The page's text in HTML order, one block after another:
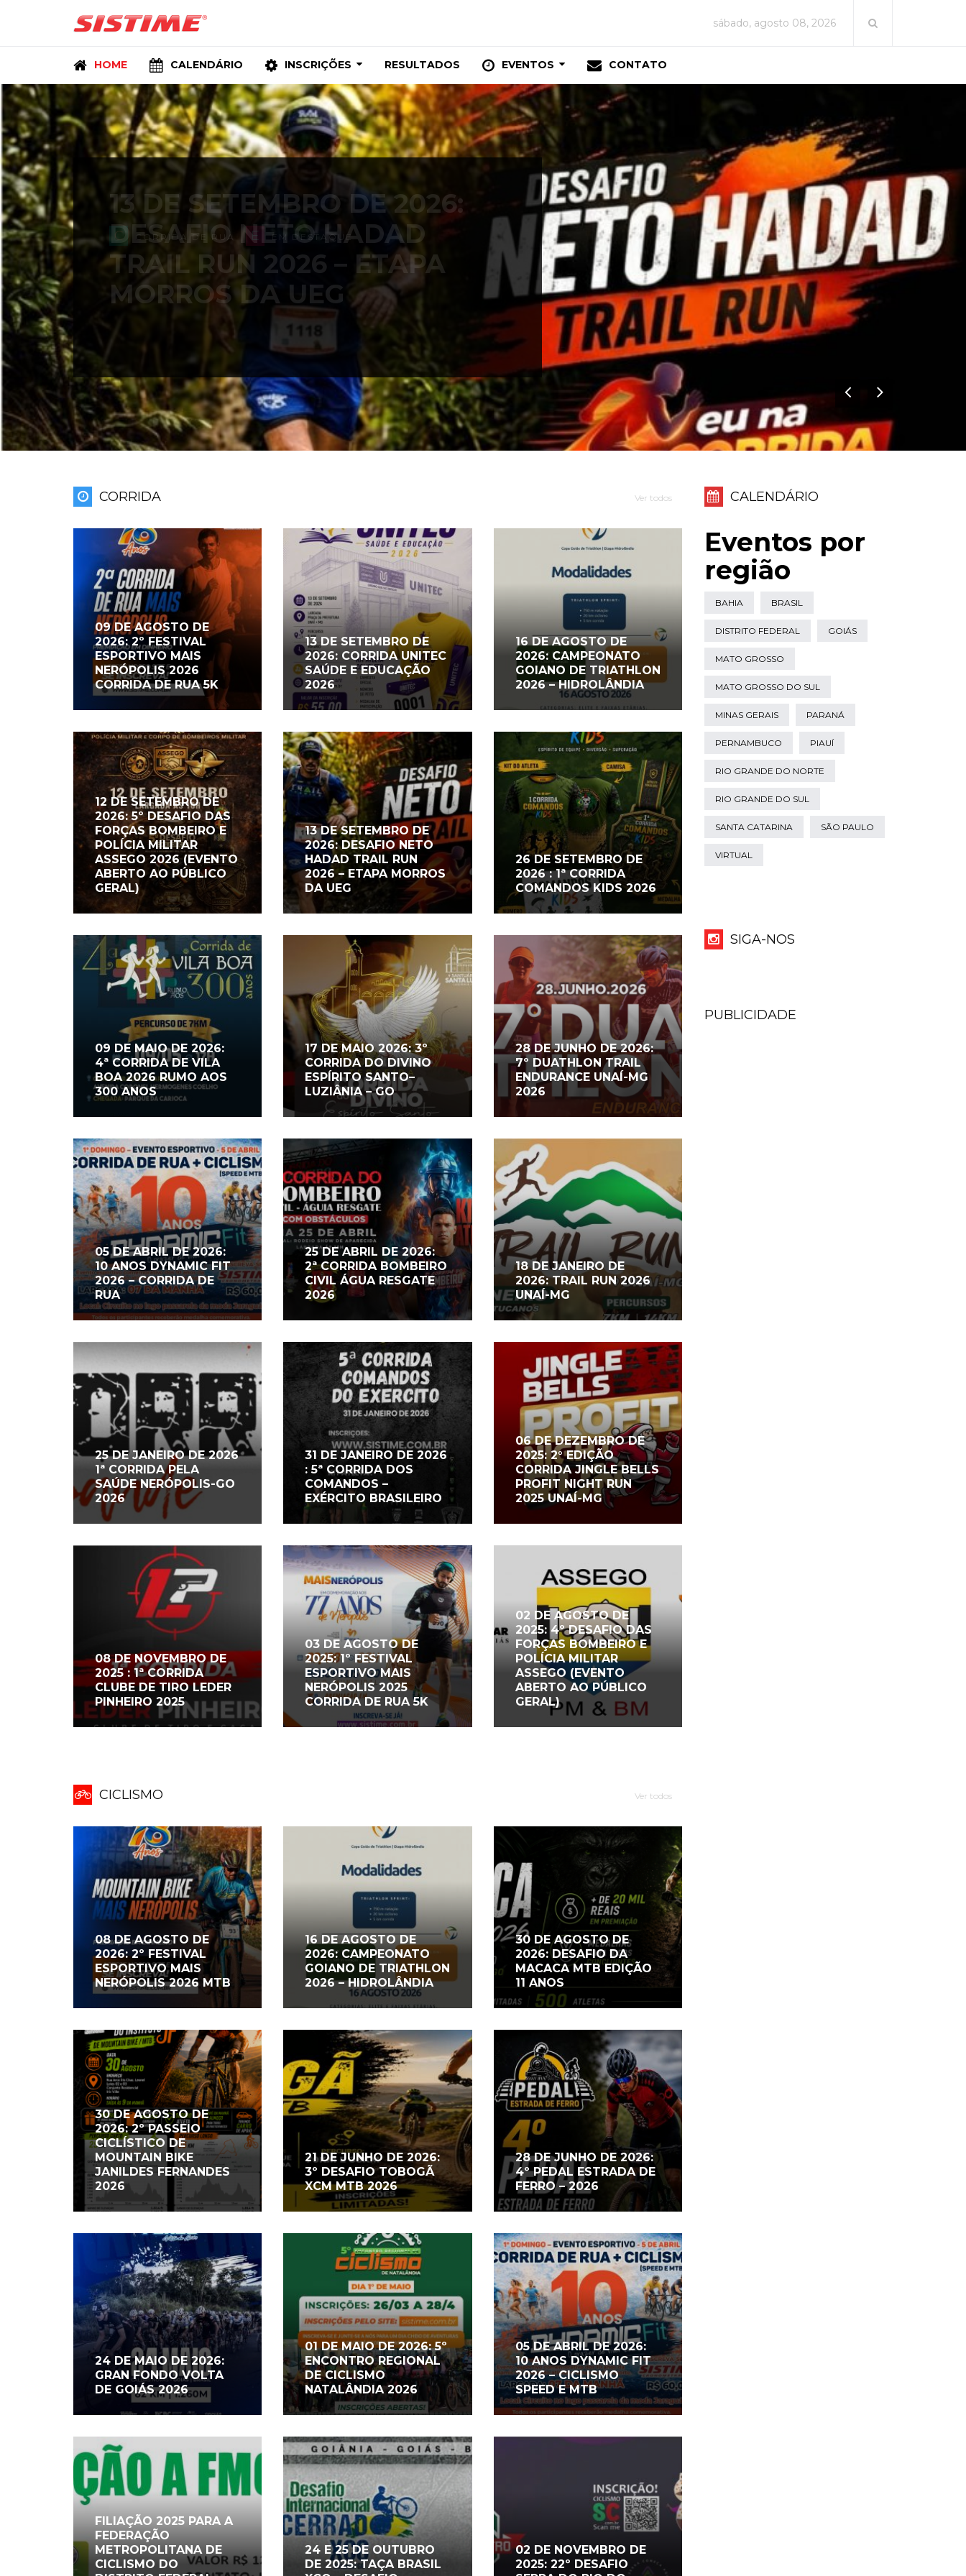
sábado, agosto 08, 2026
HOME CALENDÁRIO INSCRIÇÕES RESULTADOS EVENTOS CONTATO
C CORRIDA DE RUA E EM DESTAQUE
13 DE SETEMBRO DE 2026:
DESAFIO NETO HADAD
TRAIL RUN 2026 – ETAPA
MORROS DA UEG
CORRIDA Ver todos
09 DE AGOSTO DE
2026: 2º FESTIVAL
ESPORTIVO MAIS
NERÓPOLIS 2026
CORRIDA DE RUA 5K
13 DE SETEMBRO DE
2026: CORRIDA UNITEC
SAÚDE E EDUCAÇÃO
2026
16 DE AGOSTO DE
2026: CAMPEONATO
GOIANO DE TRIATHLON
2026 – HIDROLÂNDIA
12 DE SETEMBRO DE
2026: 5º DESAFIO DAS
FORÇAS BOMBEIRO E
POLÍCIA MILITAR
ASSEGO 2026 (EVENTO
ABERTO AO PÚBLICO
GERAL)
13 DE SETEMBRO DE
2026: DESAFIO NETO
HADAD TRAIL RUN
2026 – ETAPA MORROS
DA UEG
26 DE SETEMBRO DE
2026 : 1ª CORRIDA
COMANDOS KIDS 2026
09 DE MAIO DE 2026:
4ª CORRIDA DE VILA
BOA 2026 RUMO AOS
300 ANOS
17 DE MAIO 2026: 3º
CORRIDA DO DIVINO
ESPÍRITO SANTO–
LUZIÂNIA – GO
28 DE JUNHO DE 2026:
7º DUATHLON TRAIL
ENDURANCE UNAÍ-MG
2026
05 DE ABRIL DE 2026:
10 ANOS DYNAMIC FIT
2026 – CORRIDA DE
RUA
25 DE ABRIL DE 2026:
2ª CORRIDA BOMBEIRO
CIVIL ÁGUA RESGATE
2026
18 DE JANEIRO DE
2026: TRAIL RUN 2026
UNAÍ-MG
25 DE JANEIRO DE 2026
1ª CORRIDA PELA
SAÚDE NERÓPOLIS-GO
2026
31 DE JANEIRO DE 2026
: 5ª CORRIDA DOS
COMANDOS –
EXÉRCITO BRASILEIRO
06 DE DEZEMBRO DE
2025: 2° EDIÇÃO
CORRIDA JINGLE BELLS
PROFIT NIGHT RUN
2025 UNAÍ-MG
08 DE NOVEMBRO DE
2025 : 1ª CORRIDA
CLUBE DE TIRO LEDER
PINHEIRO 2025
03 DE AGOSTO DE
2025: 1º FESTIVAL
ESPORTIVO MAIS
NERÓPOLIS 2025
CORRIDA DE RUA 5K
02 DE AGOSTO DE
2025: 4º DESAFIO DAS
FORÇAS BOMBEIRO E
POLÍCIA MILITAR
ASSEGO (EVENTO
ABERTO AO PÚBLICO
GERAL)
CICLISMO Ver todos
08 DE AGOSTO DE
2026: 2º FESTIVAL
ESPORTIVO MAIS
NERÓPOLIS 2026 MTB
16 DE AGOSTO DE
2026: CAMPEONATO
GOIANO DE TRIATHLON
2026 – HIDROLÂNDIA
30 DE AGOSTO DE
2026: DESAFIO DA
MACACA MTB EDIÇÃO
11 ANOS
30 DE AGOSTO DE
2026: 2º PASSEIO
CICLÍSTICO DE
MOUNTAIN BIKE
JANILDES FERNANDES
2026
21 DE JUNHO DE 2026:
3º DESAFIO TOBOGÃ
XCM MTB 2026
28 DE JUNHO DE 2026:
4º PEDAL ESTRADA DE
FERRO – 2026
24 DE MAIO DE 2026:
GRAN FONDO VOLTA
DE GOIÁS 2026
01 DE MAIO DE 2026: 5º
ENCONTRO REGIONAL
DE CICLISMO
NATALÂNDIA 2026
05 DE ABRIL DE 2026:
10 ANOS DYNAMIC FIT
2026 – CICLISMO
SPEED E MTB
FILIAÇÃO 2025 PARA A
FEDERAÇÃO
METROPOLITANA DE
CICLISMO DO
24 E 25 DE OUTUBRO
DE 2025: TAÇA BRASIL
02 DE NOVEMBRO DE
2025: 22º DESAFIO
CALENDÁRIO
Eventos por
região
BAHIA BRASIL
DISTRITO FEDERAL GOIÁS
MATO GROSSO
MATO GROSSO DO SUL
MINAS GERAIS PARANÁ
PERNAMBUCO PIAUÍ
RIO GRANDE DO NORTE
RIO GRANDE DO SUL
SANTA CATARINA SÃO PAULO
VIRTUAL
SIGA-NOS
PUBLICIDADE